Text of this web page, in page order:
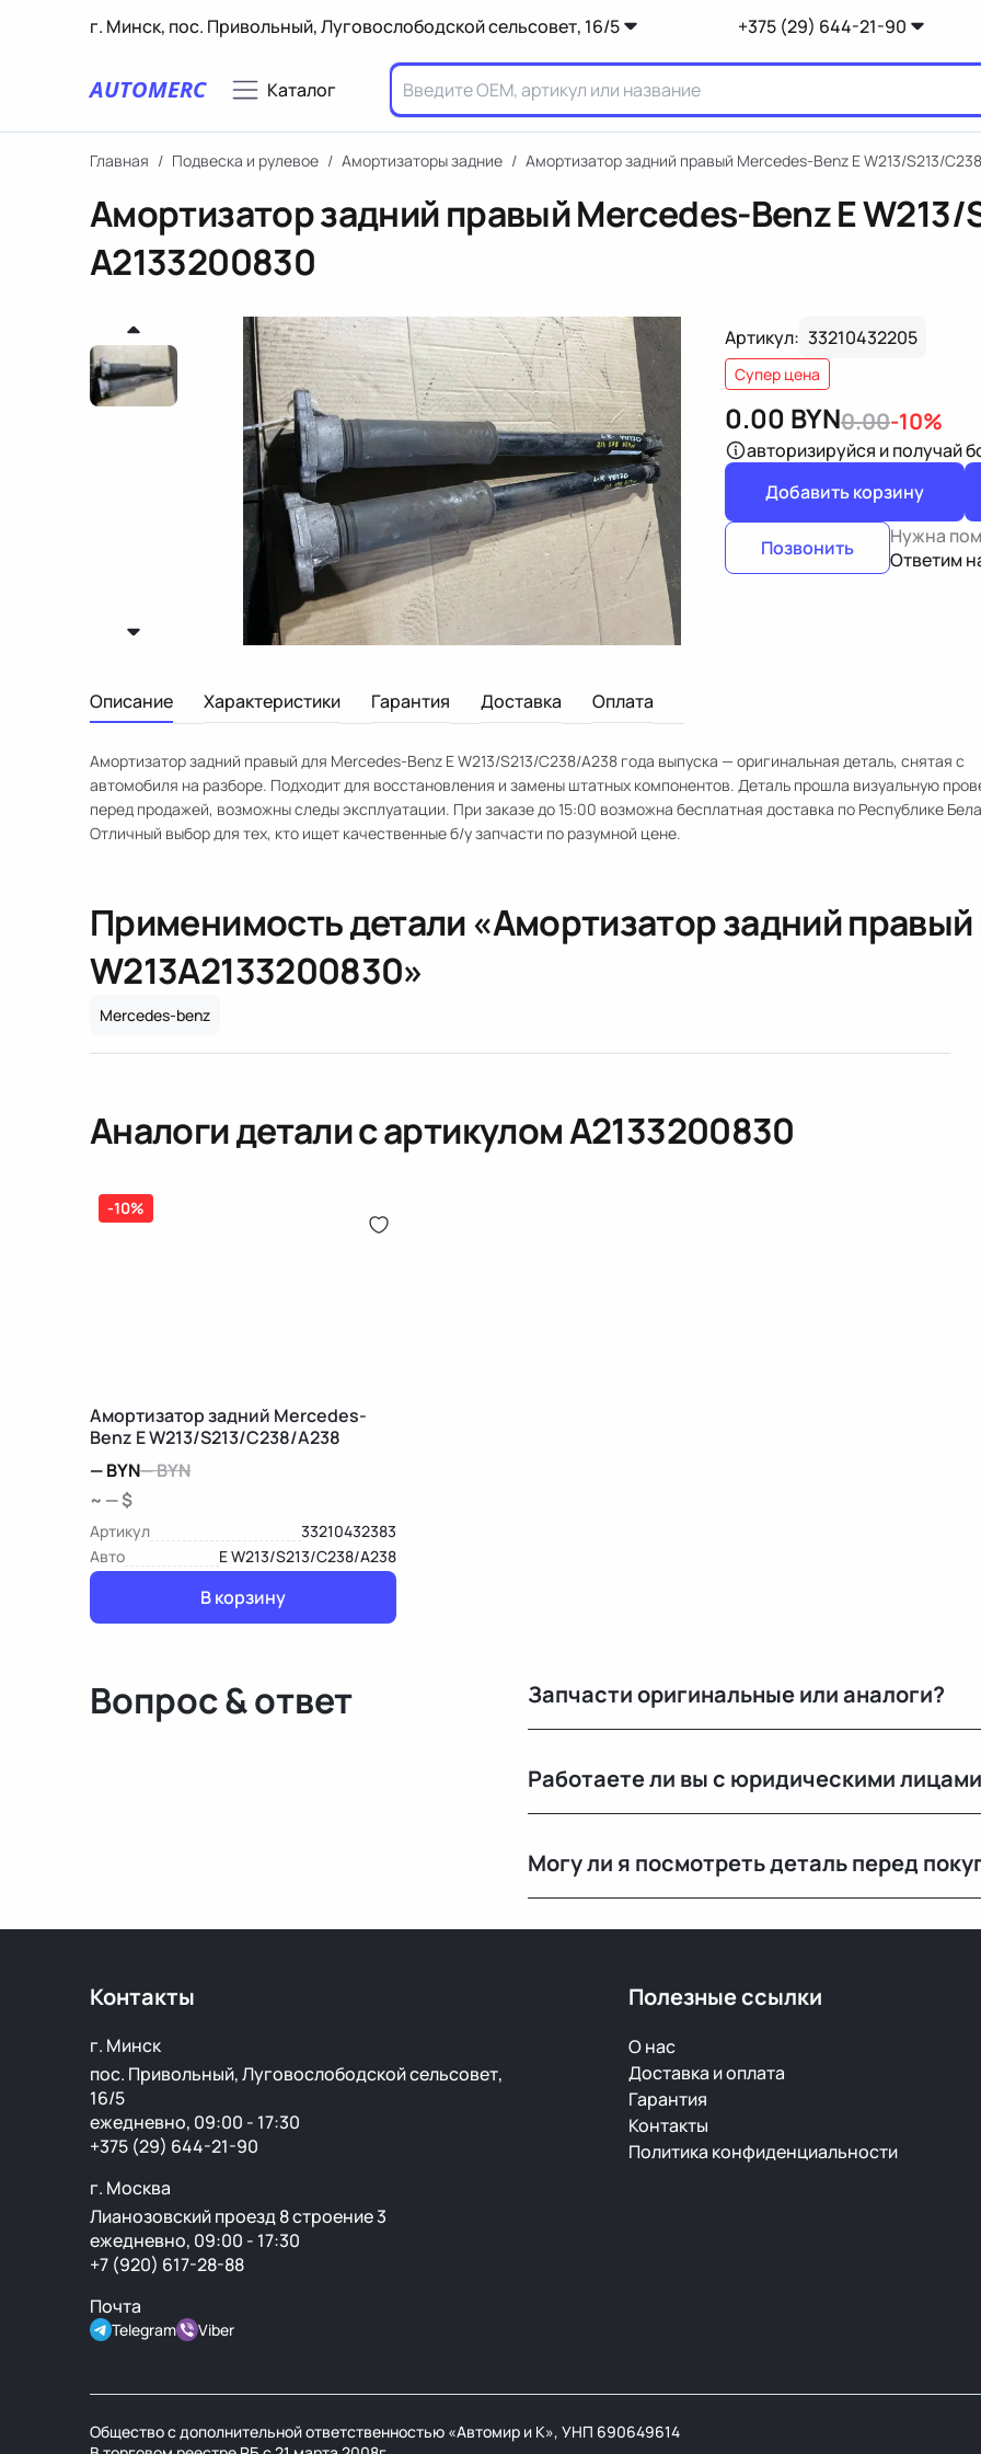
г. Минск, пос. Привольный, Луговослободской сельсовет, 16/5 +375 (29) 644-21-90
AUTOMERC Каталог
Главная / Подвеска и рулевое / Амортизаторы задние / Амортизатор задний правый Mercedes-Benz E W213/S213/
Амортизатор задний правый Mercedes-Benz E
A2133200830
Артикул: 33210432205
Супер цена
0.00 BYN0.00-10%
авторизируйся и получай
Добавить корзину
Позвонить
Нужна
Ответим
Описание Характеристики Гарантия Доставка Оплата
Амортизатор задний правый для Mercedes-Benz E W213/S213/C238/A238 года выпуска — оригинальная деталь, снятая с
автомобиля на разборе. Подходит для восстановления и замены штатных компонентов. Деталь прошла визуальную
перед продажей, возможны следы эксплуатации. При заказе до 15:00 возможна бесплатная доставка по Республике
Отличный выбор для тех, кто ищет качественные б/у запчасти по разумной цене.
Применимость детали «Амортизатор задний
W213A2133200830»
Mercedes-benz
Аналоги детали с артикуломA2133200830
-10%
Амортизатор задний Mercedes-
Benz E W213/S213/C238/A238
—BYN—BYN
~ — $
Артикул
33210432383
Авто
E W213/S213/C238/A238
В корзину
Вопрос & ответ Запчасти оригинальные или аналоги?
автомобилей с минимальным пробегом.
Работаете ли вы с юридическими
Могу ли я посмотреть деталь перед
Контакты
г. Минск
пос. Привольный, Луговослободской сельсовет,
16/5
ежедневно, 09:00 - 17:30
+375 (29) 644-21-90
г. Москва
Лианозовский проезд 8 строение 3
ежедневно, 09:00 - 17:30
+7 (920) 617-28-88
Почта
Telegram Viber
Полезные ссылки
О нас
Доставка и оплата
Гарантия
Контакты
Политика конфиденциальности
Общество с дополнительной ответственностью «Автомир и К», УНП 690649614